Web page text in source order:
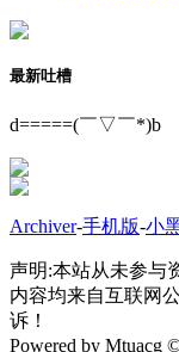
最新吐槽
d=====(￣▽￣*)b
Archiver-手机版-小
声明:本站从未参与
内容均来自互联网
诉！
Powered by Mtuacg